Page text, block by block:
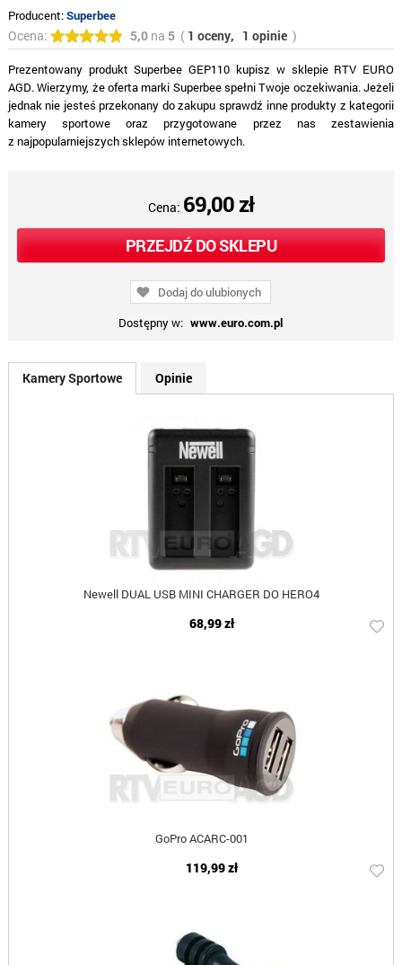
Producent:Superbee
Ocena: 5,0na 5( 1 oceny, 1 opinie )
Prezentowany produkt Superbee GEP110 kupisz w sklepie RTV EURO
AGD. Wierzymy, że oferta marki Superbee spełni Twoje oczekiwania. Jeżeli
jednak nie jesteś przekonany do zakupu sprawdź inne produkty z kategorii
kamery sportowe oraz przygotowane przez nas zestawienia
z najpopularniejszych sklepów internetowych.
Cena: 69,00 zł
PRZEJDŹ DO SKLEPU
Dodaj do ulubionych
Dostępny w: www.euro.com.pl
Kamery Sportowe Opinie
Newell DUAL USB MINI CHARGER DO HERO4
68,99 zł
GoPro ACARC-001
119,99 zł